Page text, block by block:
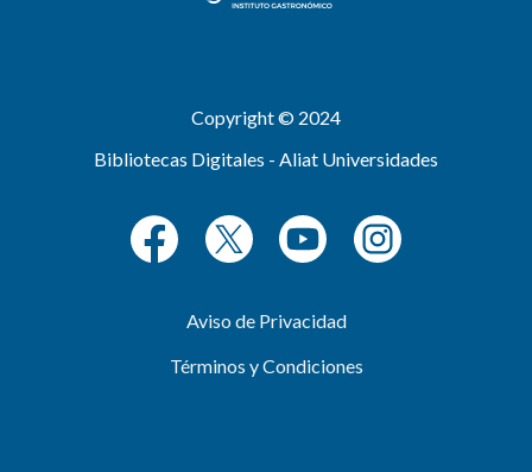
Copyright © 2024
Bibliotecas Digitales - Aliat Universidades
Aviso de Privacidad
Términos y Condiciones